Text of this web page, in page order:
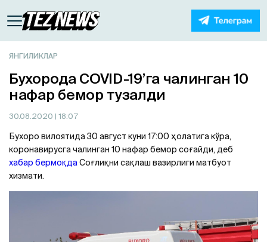
ЯНГИЛИКЛАР
Бухорода COVID-19’га чалинган 10
нафар бемор тузалди
30.08.2020 | 18:07
Бухоро вилоятида 30 август куни 17:00 ҳолатига кўра,
коронавирусга чалинган 10 нафар бемор соғайди, деб
хабар бермоқдаСоғлиқни сақлаш вазирлиги матбуот
хизмати.